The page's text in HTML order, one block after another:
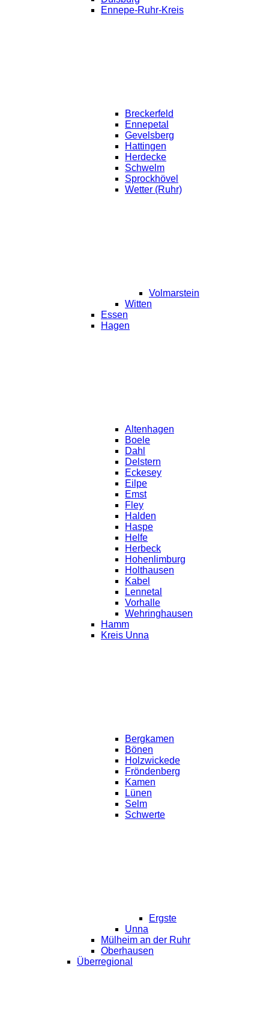
Ennepe-Ruhr-Kreis
Breckerfeld
Ennepetal
Gevelsberg
Hattingen
Herdecke
Schwelm
Sprockhövel
Wetter (Ruhr)
Volmarstein
Witten
Essen
Hagen
Altenhagen
Boele
Dahl
Delstern
Eckesey
Eilpe
Emst
Fley
Halden
Haspe
Helfe
Herbeck
Hohenlimburg
Holthausen
Kabel
Lennetal
Vorhalle
Wehringhausen
Hamm
Kreis Unna
Bergkamen
Bönen
Holzwickede
Fröndenberg
Kamen
Lünen
Selm
Schwerte
Ergste
Unna
Mülheim an der Ruhr
Oberhausen
Überregional